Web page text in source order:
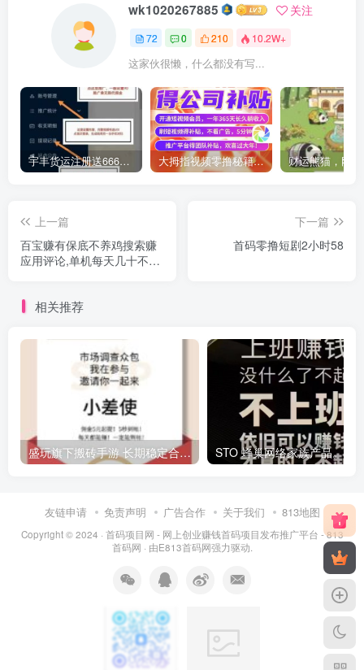
wk1020267885 关注
72 0 210 10.2W+
这家伙很懒，什么都没有写...
宇丰货运注册送666元体验金：每日躺赚2元+20代分佣 首码红利速抢 大拇指视频零撸秘籍大公开！
上一篇
百宝赚有保底不养鸡搜索赚
应用评论,单机每天几十不是
下一篇
首码零撸短剧2小时58
相关推荐
盛玩旗下搬砖手游 长期稳定合作，副业日赚百米
友链申请 免责声明 广告合作 关于我们 813地图
Copyright © 2024 · 首码项目网 - 网上创业赚钱首码项目发布推广平台 - 813
首码网 · 由E813首码网强力驱动.